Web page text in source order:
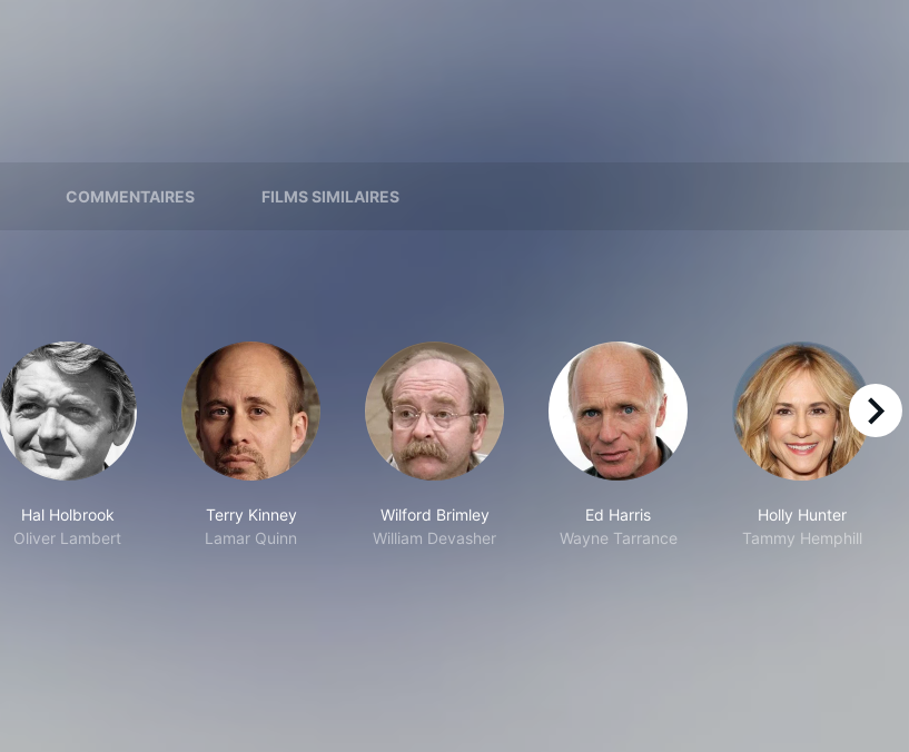
COMMENTAIRES FILMS SIMILAIRES
Hal Holbrook
Oliver Lambert
Terry Kinney
Lamar Quinn
Wilford Brimley
William Devasher
Ed Harris
Wayne Tarrance
Holly Hunter
Tammy Hemphill
right